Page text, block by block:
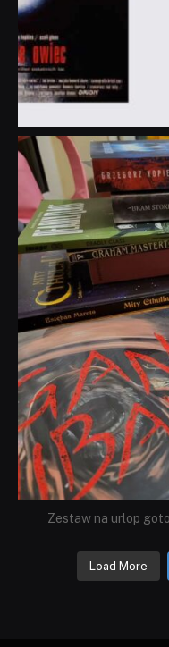
Zestaw na urlop
Load More